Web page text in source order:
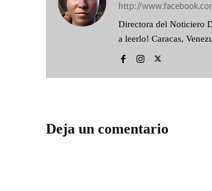
http://
Directora del Noticiero
a leerlo! Caracas,
Deja un comentario